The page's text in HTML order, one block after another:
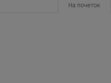
На почеток